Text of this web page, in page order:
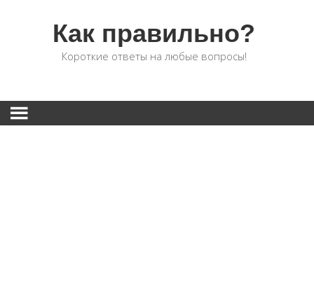
Как правильно?
Короткие ответы на любые вопросы!